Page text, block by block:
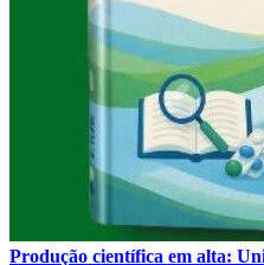
Produção científica em alta: